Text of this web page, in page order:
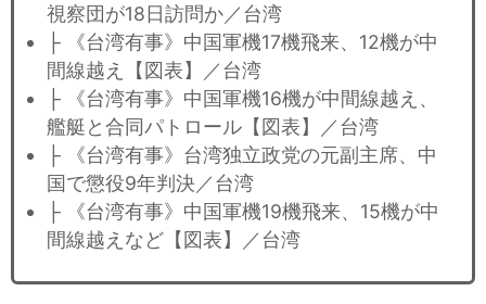
視察団が18日訪問か／台湾
├ 《台湾有事》中国軍機17機飛来、12機が中
間線越え【図表】／台湾
├ 《台湾有事》中国軍機16機が中間線越え、
艦艇と合同パトロール【図表】／台湾
├ 《台湾有事》台湾独立政党の元副主席、中
国で懲役9年判決／台湾
├ 《台湾有事》中国軍機19機飛来、15機が中
間線越えなど【図表】／台湾